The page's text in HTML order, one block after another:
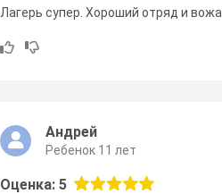
Лагерь супер. Хороший отряд и
Андрей
Ребенок 11 лет
Оценка: 5